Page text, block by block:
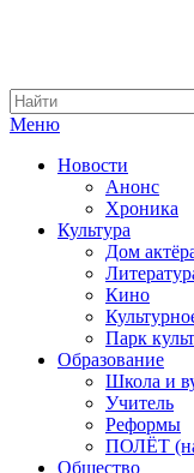
Меню
Новости
Анонс
Хроника
Культура
Дом
Кино
Парк
Образование
Школа и
Учитель
Реформы
ПОЛЁТ
Общество